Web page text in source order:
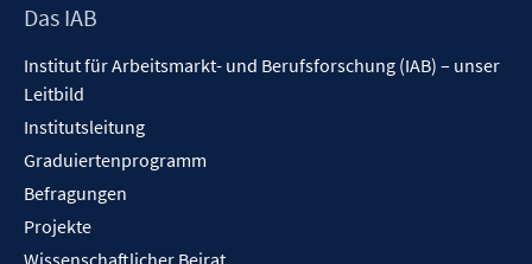
Footer
Das IAB
Institut für Arbeitsmarkt- und Berufsforschung (IAB) – unser
Leitbild
Institutsleitung
Graduiertenprogramm
Befragungen
Projekte
Wissenschaftlicher Beirat